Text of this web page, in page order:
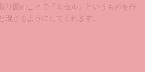
り囲むことで「ミセル」というものを作
混ざるようにしてくれます。